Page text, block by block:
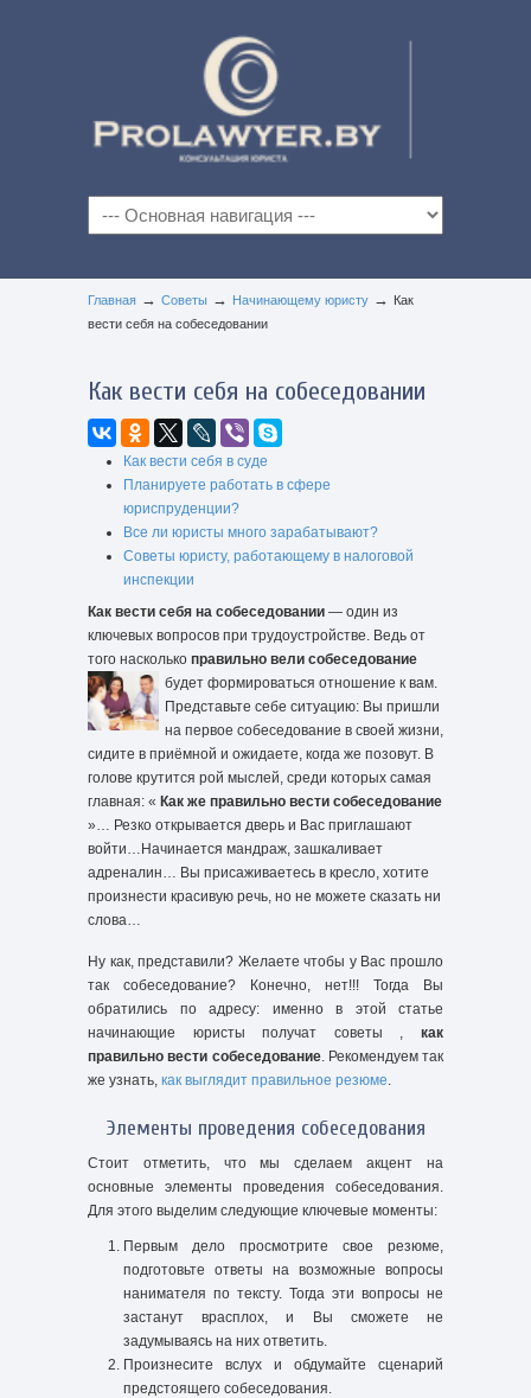
Главная → Советы → Начинающему юристу → Как
вести себя на собеседовании
Как вести себя на собеседовании
Как вести себя в суде
Планируете работать в сфере
юриспруденции?
Все ли юристы много зарабатывают?
Советы юристу, работающему в налоговой
инспекции
Как вести себя на собеседовании — один из
ключевых вопросов при трудоустройстве. Ведь от
того насколько правильно вели собеседование
будет формироваться отношение к вам.
Представьте себе ситуацию: Вы пришли
на первое собеседование в своей жизни,
сидите в приёмной и ожидаете, когда же позовут. В
голове крутится рой мыслей, среди которых самая
главная: « Как же правильно вести собеседование
»… Резко открывается дверь и Вас приглашают
войти…Начинается мандраж, зашкаливает
адреналин… Вы присаживаетесь в кресло, хотите
произнести красивую речь, но не можете сказать ни
слова…
Ну как, представили? Желаете чтобы у Вас прошло
так собеседование? Конечно, нет!!! Тогда Вы
обратились по адресу: именно в этой статье
начинающие юристы получат советы , как
правильно вести собеседование. Рекомендуем так
же узнать, как выглядит правильное резюме.
Элементы проведения собеседования
Стоит отметить, что мы сделаем акцент на
основные элементы проведения собеседования.
Для этого выделим следующие ключевые моменты:
Первым дело просмотрите свое резюме,
подготовьте ответы на возможные вопросы
нанимателя по тексту. Тогда эти вопросы не
застанут врасплох, и Вы сможете не
задумываясь на них ответить.
Произнесите вслух и обдумайте сценарий
предстоящего собеседования.